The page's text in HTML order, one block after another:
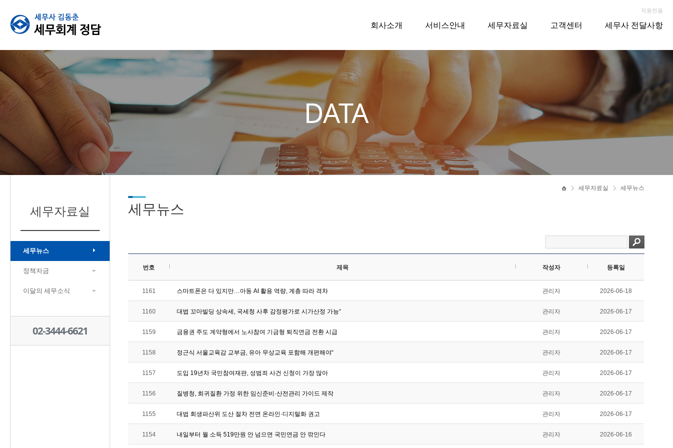
직원전용
회사소개 서비스안내 세무자료실 고객센터 세무사 전달사항
DATA
세무자료실
세무뉴스
정책자금
이달의 세무소식
02-3444-6621
세무자료실 세무뉴스
세무뉴스
번호 제목 작성자 등록일
1161 스마트폰은 다 있지만…아동 AI 활용 역량, 계층 따라 격차 관리자 2026-06-18
1160 대법 꼬마빌딩 상속세, 국세청 사후 감정평가로 시가산정 가능“ 관리자 2026-06-17
1159 금융권 주도 계약형에서 노사참여 기금형 퇴직연금 전환 시급 관리자 2026-06-17
1158 정근식 서울교육감 교부금, 유아 무상교육 포함해 개편해야“ 관리자 2026-06-17
1157 도입 19년차 국민참여재판, 성범죄 사건 신청이 가장 많아 관리자 2026-06-17
1156 질병청, 희귀질환 가정 위한 임신준비·산전관리 가이드 제작 관리자 2026-06-17
1155 대법 회생파산위 도산 절차 전면 온라인·디지털화 권고 관리자 2026-06-17
1154 내일부터 월 소득 519만원 안 넘으면 국민연금 안 깎인다 관리자 2026-06-16